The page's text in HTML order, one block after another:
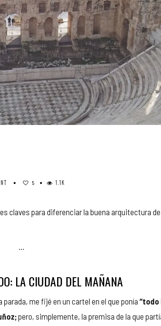
5 1.1K
claves para diferenciar la buena arquitectura de
…
LA CIUDAD DEL MAÑANA
me fijé en un cartel en el que ponía “todo
pero, simplemente, la premisa de la que